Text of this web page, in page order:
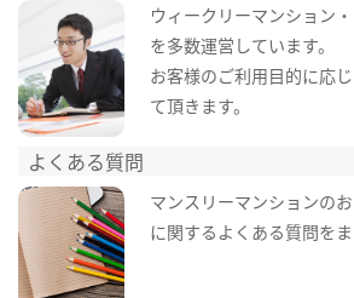
ウィークリーマンション
を多数運営しています。
お客様のご利用目的に応
て頂きます。
よくある質問
マンスリーマンションの
に関するよくある質問をま